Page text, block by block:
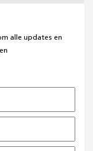
alle updates en